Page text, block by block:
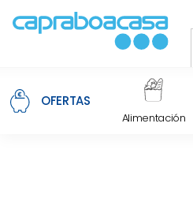
OFERTAS
Alimentación